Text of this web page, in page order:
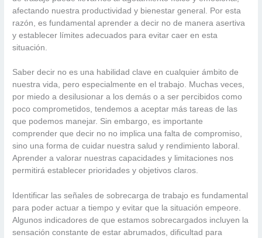
afectando nuestra productividad y bienestar general. Por esta
razón, es fundamental aprender a decir no de manera asertiva
y establecer límites adecuados para evitar caer en esta
situación.
Saber decir no es una habilidad clave en cualquier ámbito de
nuestra vida, pero especialmente en el trabajo. Muchas veces,
por miedo a desilusionar a los demás o a ser percibidos como
poco comprometidos, tendemos a aceptar más tareas de las
que podemos manejar. Sin embargo, es importante
comprender que decir no no implica una falta de compromiso,
sino una forma de cuidar nuestra salud y rendimiento laboral.
Aprender a valorar nuestras capacidades y limitaciones nos
permitirá establecer prioridades y objetivos claros.
Identificar las señales de sobrecarga de trabajo es fundamental
para poder actuar a tiempo y evitar que la situación empeore.
Algunos indicadores de que estamos sobrecargados incluyen la
sensación constante de estar abrumados, dificultad para